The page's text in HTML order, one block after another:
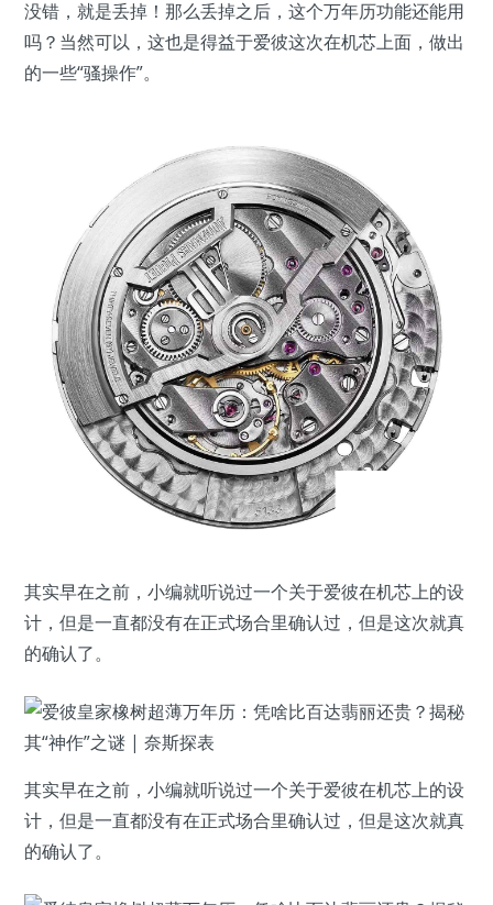
没错，就是丢掉！那么丢掉之后，这个万年历功能还能用
吗？当然可以，这也是得益于爱彼这次在机芯上面，做出
的一些“骚操作”。
其实早在之前，小编就听说过一个关于爱彼在机芯上的设
计，但是一直都没有在正式场合里确认过，但是这次就真
的确认了。
其实早在之前，小编就听说过一个关于爱彼在机芯上的设
计，但是一直都没有在正式场合里确认过，但是这次就真
的确认了。